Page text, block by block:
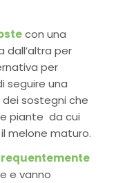
con una
dall’altra per
per
seguire una
sostegni che
piante da cui
melone maturo.
e vanno